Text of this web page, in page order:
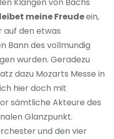
meine Freudeein,
auf den etwas
Bann des vollmundig
wurden. Geradezu
dazu Mozarts Messe in
hier doch mit
sämtliche Akteure des
Glanzpunkt.
und den vier